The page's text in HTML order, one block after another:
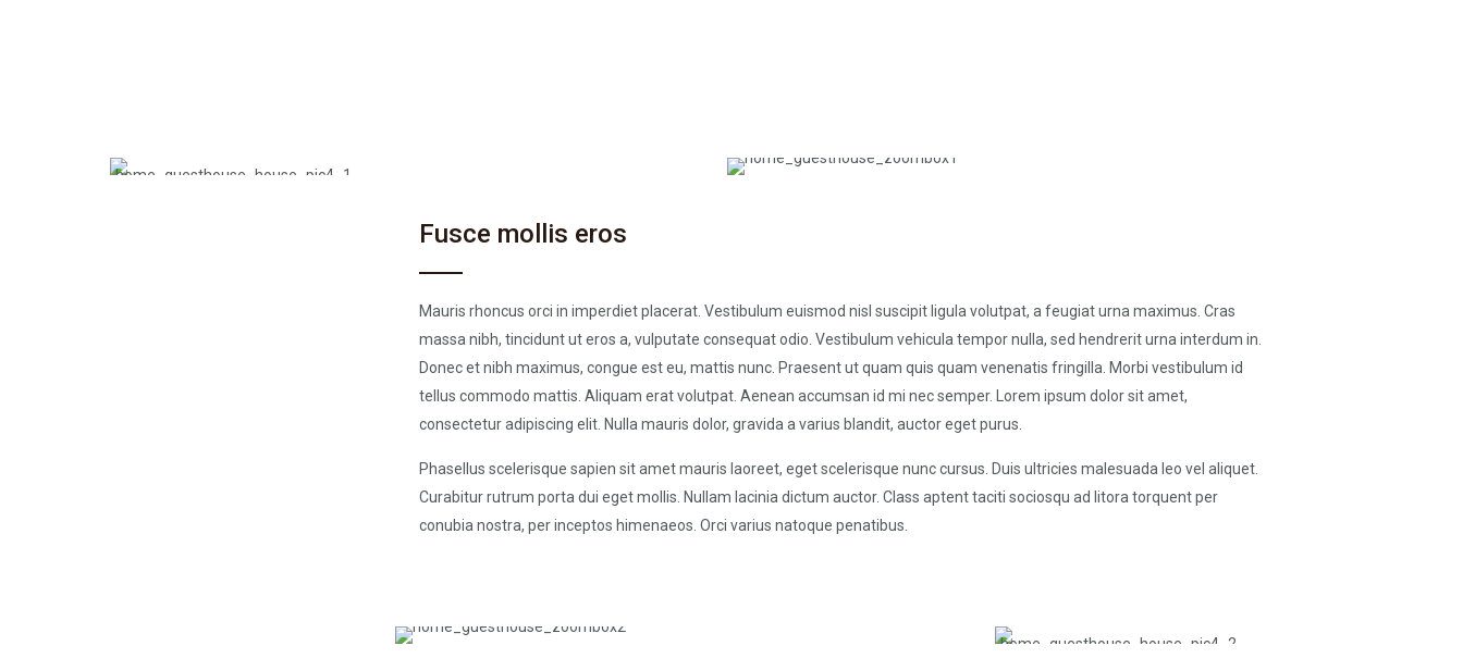
Fusce mollis eros
Mauris rhoncus orci in imperdiet placerat. Vestibulum euismod nisl suscipit ligula volutpat, a feugiat urna maximus. Cras
massa nibh, tincidunt ut eros a, vulputate consequat odio. Vestibulum vehicula tempor nulla, sed hendrerit urna interdum in.
Donec et nibh maximus, congue est eu, mattis nunc. Praesent ut quam quis quam venenatis fringilla. Morbi vestibulum id
tellus commodo mattis. Aliquam erat volutpat. Aenean accumsan id mi nec semper. Lorem ipsum dolor sit amet,
consectetur adipiscing elit. Nulla mauris dolor, gravida a varius blandit, auctor eget purus.
Phasellus scelerisque sapien sit amet mauris laoreet, eget scelerisque nunc cursus. Duis ultricies malesuada leo vel aliquet.
Curabitur rutrum porta dui eget mollis. Nullam lacinia dictum auctor. Class aptent taciti sociosqu ad litora torquent per
conubia nostra, per inceptos himenaeos. Orci varius natoque penatibus.